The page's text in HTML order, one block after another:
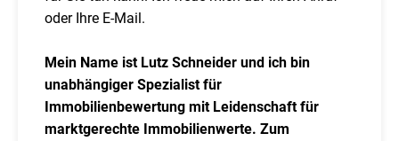
oder Ihre E-Mail.
Mein Name ist Lutz Schneider und ich bin
unabhängiger Spezialist für
Immobilienbewertung mit Leidenschaft für
marktgerechte Immobilienwerte. Zum